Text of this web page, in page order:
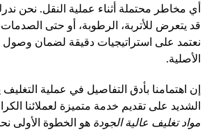
أي مخاطر محتملة أثناء عملية النقل. نحن
قد يتعرض للأتربة، الرطوبة، أو حتى الصدمات
نعتمد على استراتيجيات دقيقة لضمان وصول
الأصلية.
إن اهتمامنا بأدق التفاصيل في عملية
الشديد على تقديم خدمة متميزة لعملائنا
مواد تغليف عالية الجودة هو الخطوة الأولى